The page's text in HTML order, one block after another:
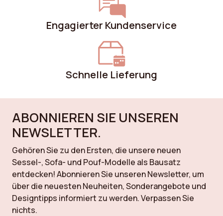
Engagierter Kundenservice
Schnelle Lieferung
ABONNIEREN SIE UNSEREN
NEWSLETTER.
Gehören Sie zu den Ersten, die unsere neuen
Sessel-, Sofa- und Pouf-Modelle als Bausatz
entdecken! Abonnieren Sie unseren Newsletter, um
über die neuesten Neuheiten, Sonderangebote und
Designtipps informiert zu werden. Verpassen Sie
nichts.